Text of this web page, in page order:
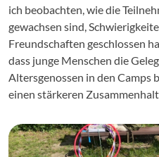
ich beobachten, wie die
gewachsen sind,
Freundschaften geschlossen
dass junge Menschen die
Altersgenossen in den Camps
einen stärkeren